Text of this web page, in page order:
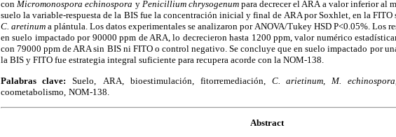
conMicromonospora echinospora y Penicillium chrysogenum para decrecer el ARA a valor inferior al
suelo la variable-respuesta de la BIS fue la concentración inicial y final de ARA por Soxhlet, en la
C. aretinuma plántula. Los datos experimentales se analizaron por ANOVA/Tukey HSD P<0.05%. Los
en suelo impactado por 90000 ppm de ARA, lo decrecieron hasta 1200 ppm, valor numérico
con 79000 ppm de ARA sin BIS ni FITO o control negativo. Se concluye que en suelo impactado por
la BIS y FITO fue estrategia integral suficiente para recupera acorde con la NOM-138.
Palabras clave:
Suelo, ARA, bioestimulación, fitorremediación, C. arietinum, M. echinospora,
coometabolismo, NOM-138.
Abstract